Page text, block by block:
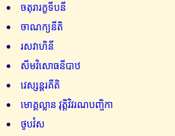
ចតុរារក្ខទីបនី
ចាណក្យនីតិ
រសវាហិនី
សីមវិសោធនីបាឋ
វេស្សន្តរគីតិ
មោគ្គល្លាន វុត្តិវិវរណបញ្ចិកា
ថូបវំស